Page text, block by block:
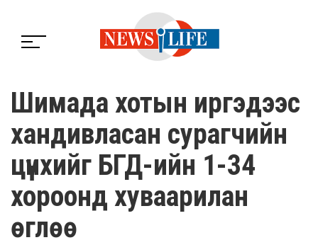
Шимада хотын иргэдээс
хандивласан сурагчийн
цүнхийг БГД-ийн 1-34
хороонд хуваарилан
өглөө